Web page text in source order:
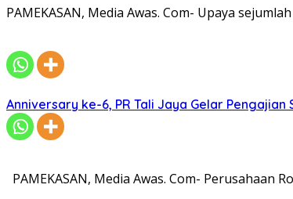
PAMEKASAN, Media Awas. Com- Upaya
Anniversary ke-6, PR Tali Jaya Gelar Pengajian
PAMEKASAN, Media Awas. Com- Perusahaan